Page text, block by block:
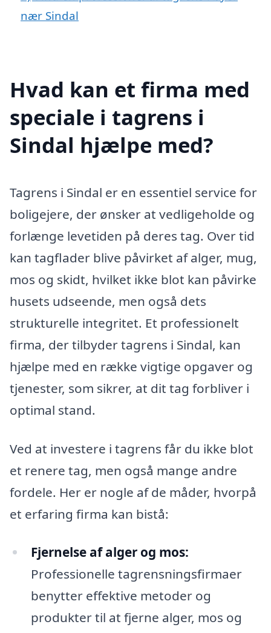
nær Sindal
Hvad kan et firma med
speciale i tagrens i
Sindal hjælpe med?
Tagrens i Sindal er en essentiel service for
boligejere, der ønsker at vedligeholde og
forlænge levetiden på deres tag. Over tid
kan tagflader blive påvirket af alger, mug,
mos og skidt, hvilket ikke blot kan påvirke
husets udseende, men også dets
strukturelle integritet. Et professionelt
firma, der tilbyder tagrens i Sindal, kan
hjælpe med en række vigtige opgaver og
tjenester, som sikrer, at dit tag forbliver i
optimal stand.
Ved at investere i tagrens får du ikke blot
et renere tag, men også mange andre
fordele. Her er nogle af de måder, hvorpå
et erfaring firma kan bistå:
Fjernelse af alger og mos:
Professionelle tagrensningsfirmaer
benytter effektive metoder og
produkter til at fjerne alger, mos og